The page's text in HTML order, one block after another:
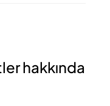
hakkında